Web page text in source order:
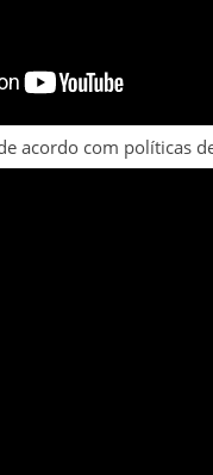
acordo com políticas